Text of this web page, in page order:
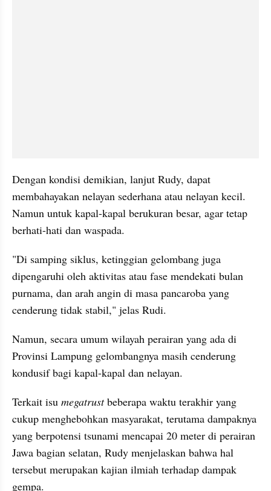
Dengan kondisi demikian, lanjut Rudy, dapat
membahayakan nelayan sederhana atau nelayan kecil.
Namun untuk kapal-kapal berukuran besar, agar tetap
berhati-hati dan waspada.
"Di samping siklus, ketinggian gelombang juga
dipengaruhi oleh aktivitas atau fase mendekati bulan
purnama, dan arah angin di masa pancaroba yang
cenderung tidak stabil," jelas Rudi.
Namun, secara umum wilayah perairan yang ada di
Provinsi Lampung gelombangnya masih cenderung
kondusif bagi kapal-kapal dan nelayan.
Terkait isu megatrust beberapa waktu terakhir yang
cukup menghebohkan masyarakat, terutama dampaknya
yang berpotensi tsunami mencapai 20 meter di perairan
Jawa bagian selatan, Rudy menjelaskan bahwa hal
tersebut merupakan kajian ilmiah terhadap dampak
gempa.